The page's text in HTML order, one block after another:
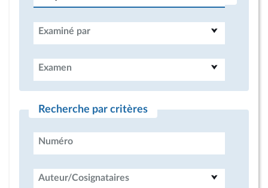
Examiné par
Examen
Recherche par critères
Numéro
Auteur/Cosignataires